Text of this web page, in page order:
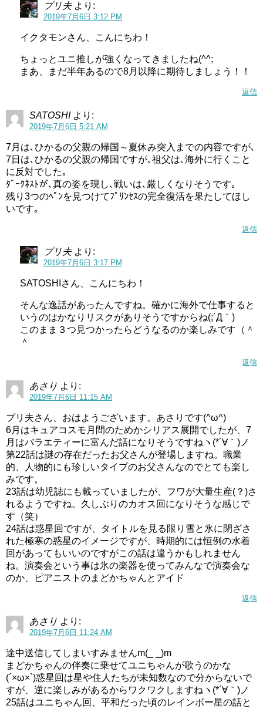
プリ夫 より:
2019年7月6日 3:12 PM
イクタモンさん、こんにちわ！
ちょっとユニ推しが強くなってきましたね(^^;
まあ、まだ半年あるので8月以降に期待しましょう！！
返信
SATOSHI より:
2019年7月6日 5:21 AM
7月は､ひかるの父親の帰国～夏休み突入までの内容ですが､
7日は､ひかるの父親の帰国ですが､祖父は､海外に行くこと
に反対でした｡
ﾀﾞｰｸﾈｽﾄが､真の姿を現し､戦いは､厳しくなりそうです｡
残り3つのﾍﾟﾝを見つけてﾌﾟﾘﾝｾｽの完全復活を果たしてほし
いです｡
返信
プリ夫 より:
2019年7月6日 3:17 PM
SATOSHIさん、こんにちわ！
そんな逸話があったんですね。確かに海外で仕事すると
いうのはかなりリスクがありそうですからね(;´Д｀)
このまま３つ見つかったらどうなるのか楽しみです（＾
＾
返信
あさり より:
2019年7月6日 11:15 AM
プリ夫さん、おはようございます。あさりです(^ω^)
6月はキュアコスモ月間のためかシリアス展開でしたが、7
月はバラエティーに富んだ話になりそうですねヽ(*´∀｀)ノ
第22話は謎の存在だったお父さんが登場しますね。職業
的、人物的にも珍しいタイプのお父さんなのでとても楽し
みです。
23話は幼児誌にも載っていましたが、フワが大量生産(？)さ
れるようですね。久しぶりのカオス回になりそうな感じで
す（笑）
24話は惑星回ですが、タイトルを見る限り雪と氷に閉ざさ
れた極寒の惑星のイメージですが、時期的には恒例の水着
回があってもいいのですがこの話は違うかもしれません
ね。演奏会という事は氷の楽器を使ってみんなで演奏会な
のか、ピアニストのまどかちゃんとアイド
返信
あさり より:
2019年7月6日 11:24 AM
途中送信してしまいすみませんm(_ _)m
まどかちゃんの伴奏に乗せてユニちゃんが歌うのかな
(´×ω×`)惑星回は星や住人たちが未知数なので分からないで
すが、逆に楽しみがあるからワクワクしますねヽ(*´∀｀)ノ
25話はユニちゃん回、平和だった頃のレインボー星の話と